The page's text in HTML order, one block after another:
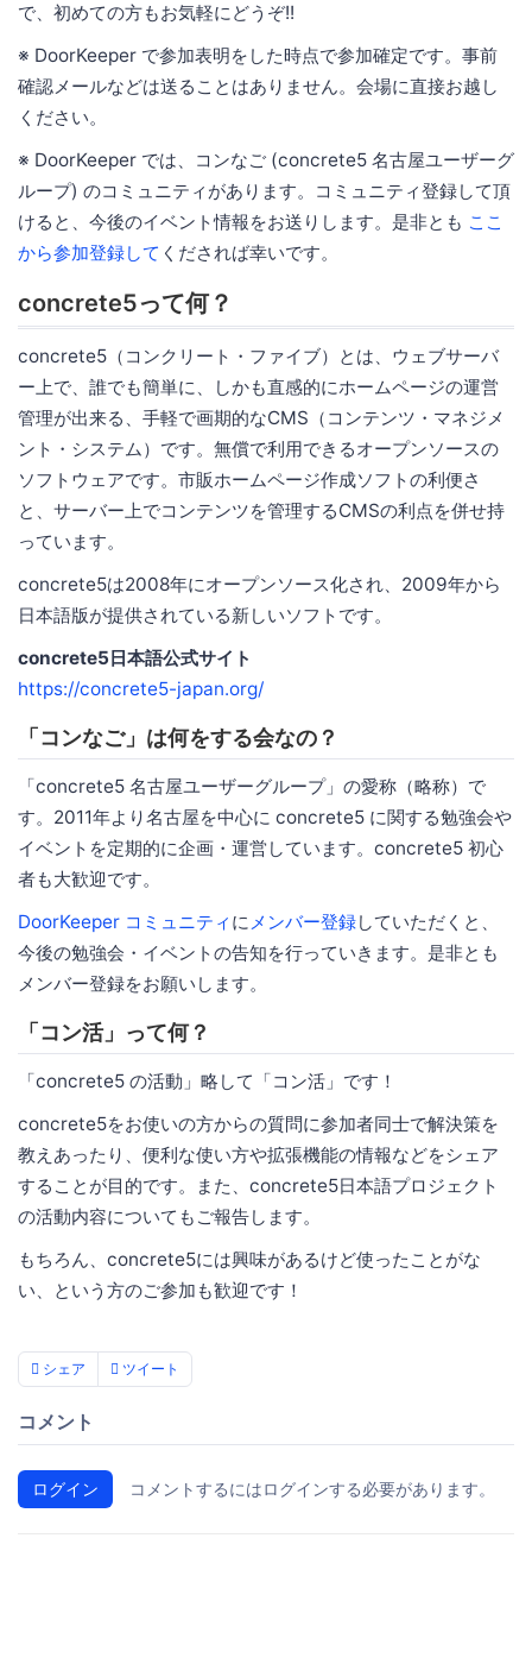
で、初めての方もお気軽にどうぞ!!
※ DoorKeeper で参加表明をした時点で参加確定です。事前
確認メールなどは送ることはありません。会場に直接お越し
ください。
※ DoorKeeper では、コンなご (concrete5 名古屋ユーザーグ
ループ) のコミュニティがあります。コミュニティ登録して頂
けると、今後のイベント情報をお送りします。是非とも ここ
から参加登録して くだされば幸いです。
concrete5って何？
concrete5（コンクリート・ファイブ）とは、ウェブサーバ
ー上で、誰でも簡単に、しかも直感的にホームページの運営
管理が出来る、手軽で画期的なCMS（コンテンツ・マネジメ
ント・システム）です。無償で利用できるオープンソースの
ソフトウェアです。市販ホームページ作成ソフトの利便さ
と、サーバー上でコンテンツを管理するCMSの利点を併せ持
っています。
concrete5は2008年にオープンソース化され、2009年から
日本語版が提供されている新しいソフトです。
concrete5日本語公式サイト
https://concrete5-japan.org/
「コンなご」は何をする会なの？
「concrete5 名古屋ユーザーグループ」の愛称（略称）で
す。2011年より名古屋を中心に concrete5 に関する勉強会や
イベントを定期的に企画・運営しています。concrete5 初心
者も大歓迎です。
DoorKeeper コミュニティ にメンバー登録していただくと、
今後の勉強会・イベントの告知を行っていきます。是非とも
メンバー登録をお願いします。
「コン活」って何？
「concrete5 の活動」略して「コン活」です！
concrete5をお使いの方からの質問に参加者同士で解決策を
教えあったり、便利な使い方や拡張機能の情報などをシェア
することが目的です。また、concrete5日本語プロジェクト
の活動内容についてもご報告します。
もちろん、concrete5には興味があるけど使ったことがな
い、という方のご参加も歓迎です！
シェア ツイート
コメント
ログイン コメントするにはログインする必要があります。